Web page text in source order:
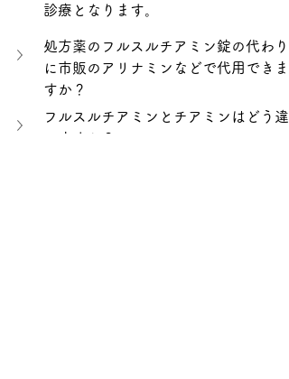
診療となります。
処方薬のフルスルチアミン錠の代わり
に市販のアリナミンなどで代用できま
すか？
フルスルチアミンとチアミンはどう違
いますか？